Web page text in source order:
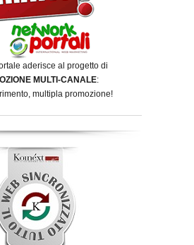
aderisce al progetto di
MULTI-CANALE:
multipla promozione!